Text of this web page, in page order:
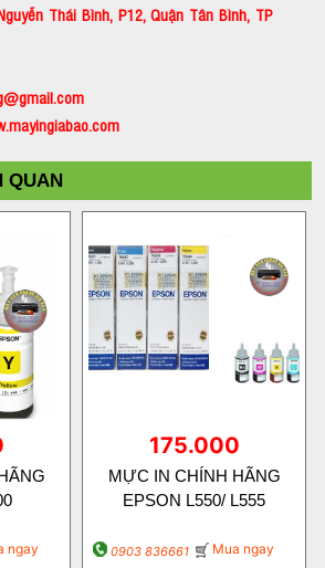
Thái Bình, P12, Quận Tân Bình, TP
QUAN
ngay
175.000
MỰC IN CHÍNH HÃNG
EPSON L550/ L555
0903 836661 Mua ngay